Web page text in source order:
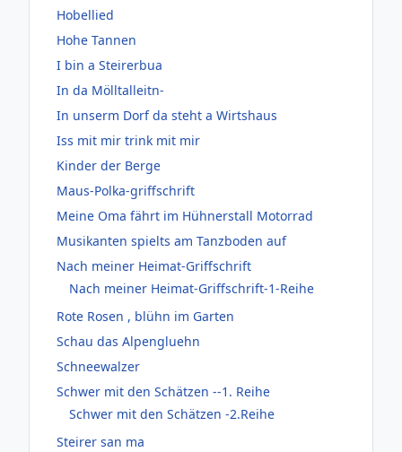
Hobellied
Hohe Tannen
I bin a Steirerbua
In da Mölltalleitn-
In unserm Dorf da steht a Wirtshaus
Iss mit mir trink mit mir
Kinder der Berge
Maus-Polka-griffschrift
Meine Oma fährt im Hühnerstall Motorrad
Musikanten spielts am Tanzboden auf
Nach meiner Heimat-Griffschrift
Nach meiner Heimat-Griffschrift-1-Reihe
Rote Rosen , blühn im Garten
Schau das Alpengluehn
Schneewalzer
Schwer mit den Schätzen --1. Reihe
Schwer mit den Schätzen -2.Reihe
Steirer san ma